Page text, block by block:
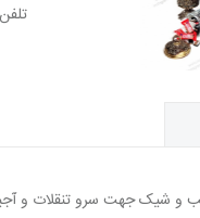
و شیک جهت سرو تنقلات و